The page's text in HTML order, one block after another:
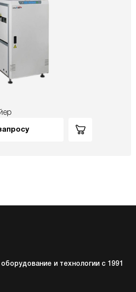
и технологии с 1991